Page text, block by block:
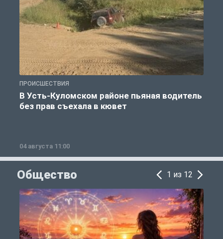
ПРОИСШЕСТВИЯ
В Усть-Куломском районе пьяная водитель
без прав съехала в кювет
04 августа 11:00
Общество 1 из 12